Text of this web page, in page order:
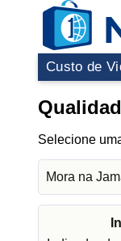
Custo de
Selecione
Mora na